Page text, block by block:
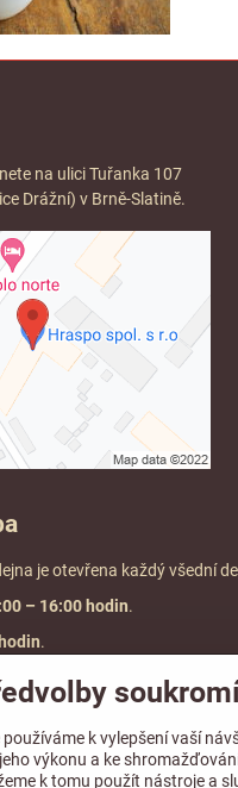
na ulici Tuřanka 107
Drážní) v Brně-Slatině.
je otevřena každý všední
– 16:00 hodin.
.
k vylepšení vaší
výkonu a ke
k tomu použít nástroje a